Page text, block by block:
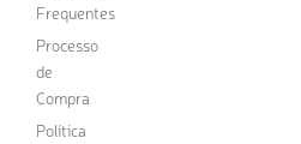
Frequentes
Processo
de
Compra
Política